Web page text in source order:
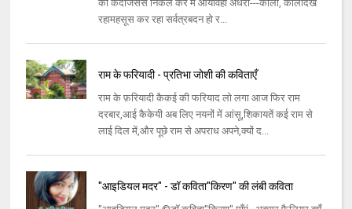
की कैदजिससे निकल कर मैं आयावहीं अंधेरा---काला, कालादेख
रहामहसूस कर रहा सर्वत्रबदन हो र...
राम के फरियादी - प्रतिभा जोशी की कविताएँ
राम के फ़रियादी कैकई की फरियाद लो लगा आज फिर राम
दरबार,आई कैकेयी अब लिए नयनों में आंसू,शिकायतें कई राम से
लाई दिल में,और पूछे राम से अपराध अपने,क्यों द...
"आइडियल मदर" - डॉ कविता"किरण" की लंबी कविता